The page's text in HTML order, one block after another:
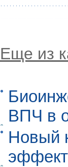
Еще из
ВПЧ в
Новый